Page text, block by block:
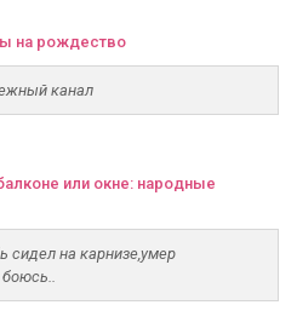
на рождество
канал
или окне: народные
сидел на карнизе,умер